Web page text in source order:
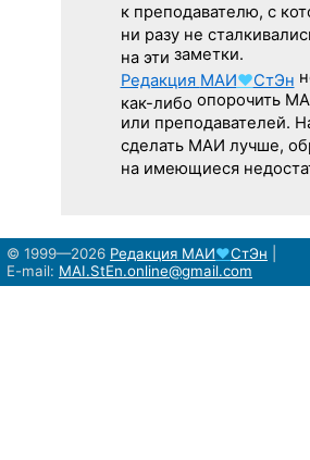
к преподавателю, с
ни разу не
на эти заметки.
Редакция МАИ♥СтЭн
как-либо опорочить
или преподавателей.
сделать МАИ лучше,
на имеющиеся
© 1999—2026 Редакция МАИ♥СтЭн
E-mail: MAI.StEn.online@gmail.com